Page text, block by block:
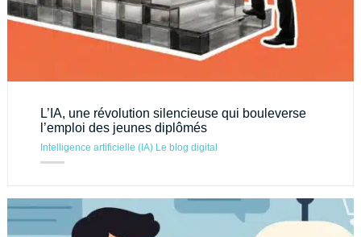
L’IA, une révolution silencieuse qui bouleverse
l’emploi des jeunes diplômés
Intelligence artificielle (IA) Le blog digital